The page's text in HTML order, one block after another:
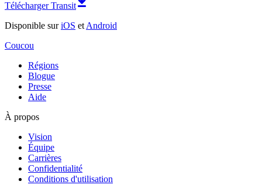
Télécharger Transit
Disponible suriOS et Android
Coucou
Régions
Blogue
Presse
Aide
À propos
Vision
Équipe
Carrières
Confidentialité
Conditions d'utilisation